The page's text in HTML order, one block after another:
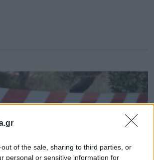
of the sale, sharing to third parties, or
personal or sensitive information for